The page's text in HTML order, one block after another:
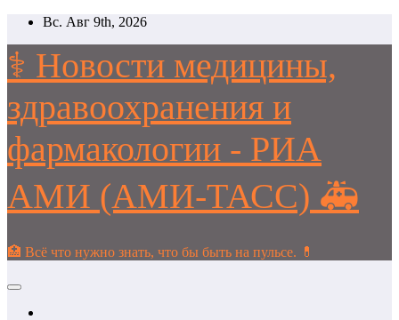
Перейти
содержимому
Вс. Авг 9th, 2026
⚕️ Новости медицины,
здравоохранения и
фармакологии - РИА
АМИ (АМИ-ТАСС) 🚑
🏥 Всё что нужно знать, что бы быть на пульсе. 💊